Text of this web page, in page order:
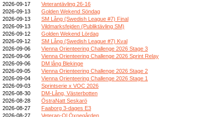
2026-09-17
Veterantävling 26-16
2026-09-13
Golden Wekend Söndag
2026-09-13
SM Lång (Swedish League #7) Final
2026-09-13
Vildmarksfejden (Publiktävling SM)
2026-09-12
Golden Wekend Lördag
2026-09-12
SM Lång (Swedish League #7) Kval
2026-09-06
Vienna Orienteering Challenge 2026 Stage 3
2026-09-06
Vienna Orienteering Challenge 2026 Sprint Relay
2026-09-06
DM lång Blekinge
2026-09-05
Vienna Orienteering Challenge 2026 Stage 2
2026-09-04
Vienna Orienteering Challenge 2026 Stage 1
2026-09-03
Sprintserie x VOC 2026
2026-08-30
DM-Lång, Västerbotten
2026-08-28
ÖstraNatt Seskarö
2026-08-27
Faaborg 3-dages E3
2026-08-27
Veteran-Ol Öxnegården